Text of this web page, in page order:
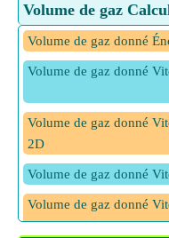
Volume de gaz
Volume de gaz donné
Volume de gaz donné
Volume de gaz donné
2D
Volume de gaz donné
Volume de gaz donné
moyennes